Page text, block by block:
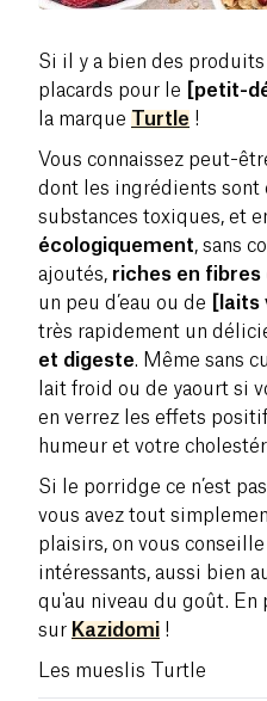
Si il y a bien des
placards pour le
[petit-
la marque
Turtle !
Vous connaissez peut-
dont les ingrédients sont
substances toxiques, et
écologiquement, sans
ajoutés, riches en
un peu d’eau ou de
[laits
très rapidement un
et digeste. Même sans
lait froid ou de yaourt si
en verrez les effets
humeur et votre
Si le porridge ce n’est
vous avez tout
plaisirs, on vous
intéressants, aussi bien
qu'au niveau du goût. En
sur Kazidomi !
Les mueslis Turtle